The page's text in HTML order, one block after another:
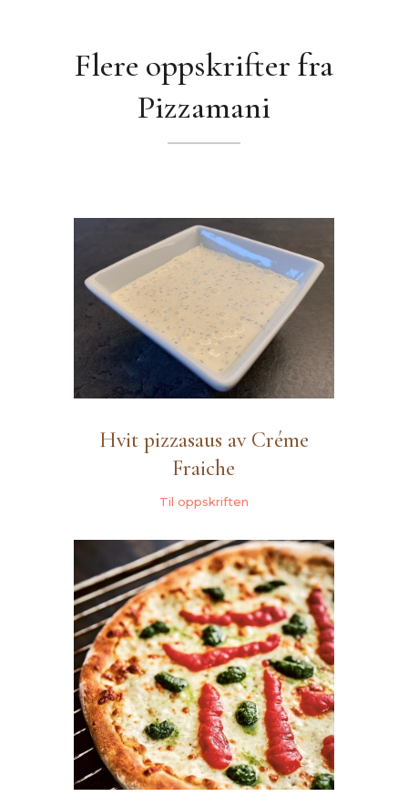
Flere oppskrifter fra
Pizzamani
Hvit pizzasaus av Créme
Fraiche
Til oppskriften